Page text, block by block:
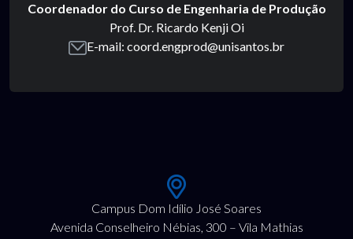
Coordenador do Curso de Engenharia de Produção
Prof. Dr. Ricardo Kenji Oi
E-mail: coord.engprod@unisantos.br
Campus Dom Idílio José Soares
Avenida Conselheiro Nébias, 300 – Vila Mathias